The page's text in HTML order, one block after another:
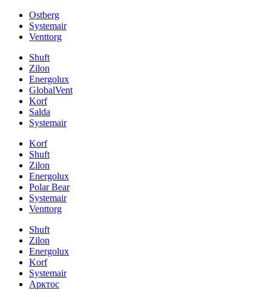
Ostberg
Systemair
Venttorg
Shuft
Zilon
Energolux
GlobalVent
Korf
Salda
Systemair
Korf
Shuft
Zilon
Energolux
Polar Bear
Systemair
Venttorg
Shuft
Zilon
Energolux
Korf
Systemair
Арктос